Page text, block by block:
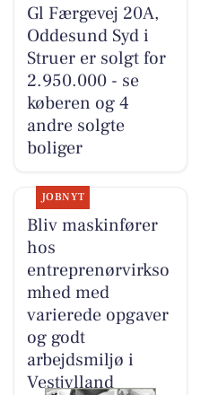
Gl Færgevej 20A,
Oddesund Syd i
Struer er solgt for
2.950.000 - se
køberen og 4
andre solgte
boliger
JOBNYT
Bliv maskinfører
hos
entreprenørvirkso
mhed med
varierede opgaver
og godt
arbejdsmiljø i
Vestjylland